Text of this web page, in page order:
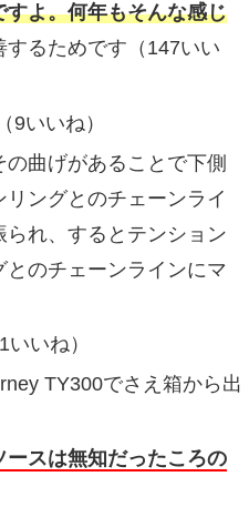
よ。何年もそんな感じ
るためです（147いい
9いいね）
曲げがあることで下側
ングとのチェーンライ
れ、するとテンション
のチェーンラインにマ
いね）
TY300でさえ箱から出
スは無知だったころの